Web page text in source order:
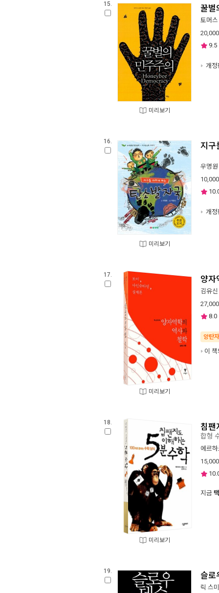
15.
미리보기
꿀벌
토머
20,000
9.5
개정
16.
미리보기
지구
우명원
10,000
개정
17.
미리보기
양자
김유신
27,000
8.0
양탄
이
18.
미리보기
침팬
합형
에르
15,000
지금
19. 슬로
릭 스